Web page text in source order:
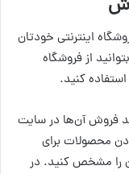
اینترنتی خودتان
از فروشگاه
کنید.
فروش آن‌ها در سایت
محصولات برای
را مشخص کنید. در